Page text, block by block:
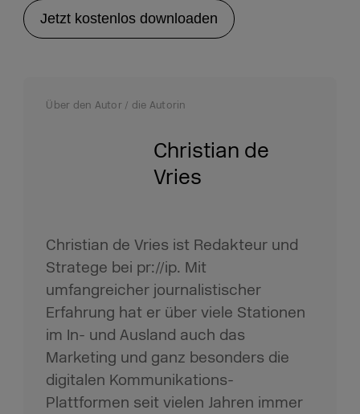
Jetzt kostenlos downloaden
Über den Autor / die Autorin
Christian de
Vries
Christian de Vries ist Redakteur und
Stratege bei pr://ip. Mit
umfangreicher journalistischer
Erfahrung hat er über viele Stationen
im In- und Ausland auch das
Marketing und ganz besonders die
digitalen Kommunikations-
Plattformen seit vielen Jahren immer